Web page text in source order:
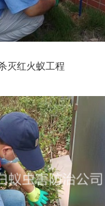
灭红火蚁工程